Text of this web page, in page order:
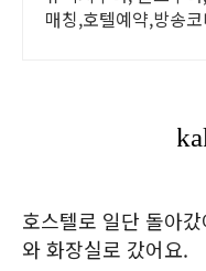
매칭,호텔예약,방송
호스텔로 일단 돌아
와 화장실로 갔어요.